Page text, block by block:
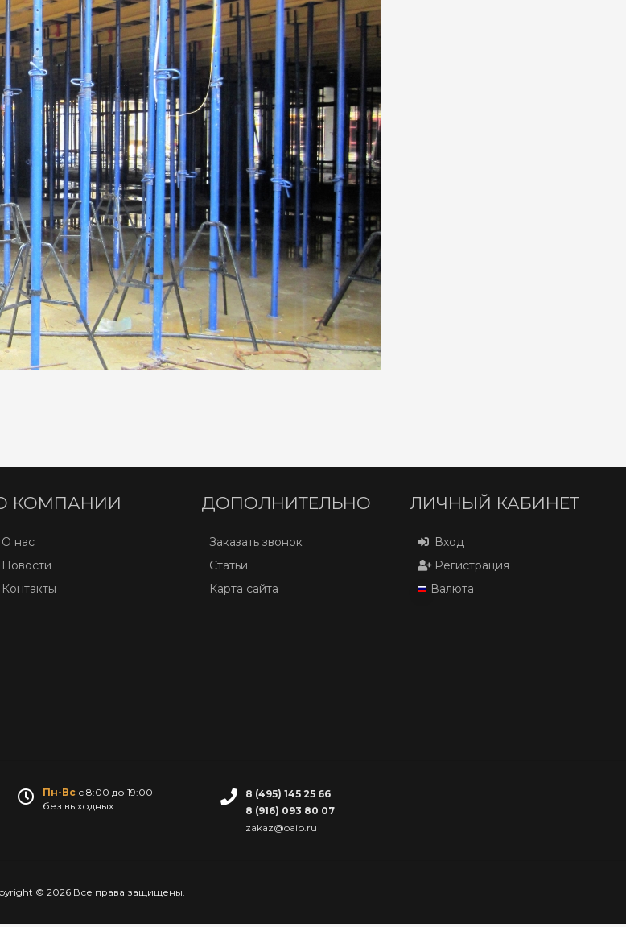
КОМПАНИИ
О нас
Новости
Контакты
ДОПОЛНИТЕЛЬНО
Заказать звонок
Статьи
Карта сайта
ЛИЧНЫЙ КАБИНЕТ
Вход
Регистрация
Валюта
Пн-Вс с 8:00 до 19:00
без выходных
8 (495) 145 25 66
8 (916) 093 80 07
zakaz@oaip.ru
© 2026 Все права защищены.